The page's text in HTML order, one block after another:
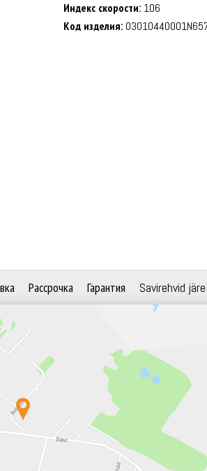
Индекс скорости: 106
Код изделия:
Рассрочка Гарантия Savirehvid